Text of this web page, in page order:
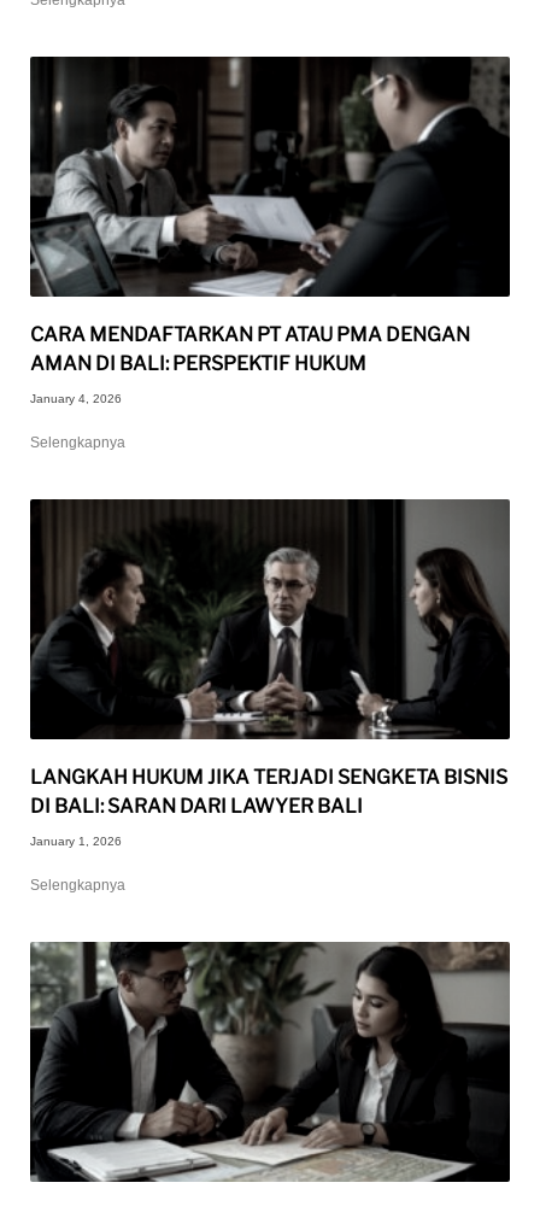
CARA MENDAFTARKAN PT ATAU PMA DENGAN
AMAN DI BALI: PERSPEKTIF HUKUM
January 4, 2026
Selengkapnya
LANGKAH HUKUM JIKA TERJADI SENGKETA BISNIS
DI BALI: SARAN DARI LAWYER BALI
January 1, 2026
Selengkapnya